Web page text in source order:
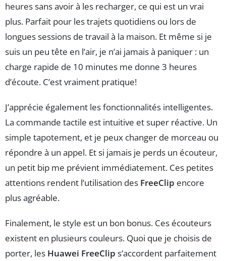
heures sans avoir à les recharger, ce qui est un vrai
plus. Parfait pour les trajets quotidiens ou lors de
longues sessions de travail à la maison. Et même si je
suis un peu tête en l’air, je n’ai jamais à paniquer : un
charge rapide de 10 minutes me donne 3 heures
d’écoute. C’est vraiment pratique!
J’apprécie également les fonctionnalités intelligentes.
La commande tactile est intuitive et super réactive. Un
simple tapotement, et je peux changer de morceau ou
répondre à un appel. Et si jamais je perds un écouteur,
un petit bip me prévient immédiatement. Ces petites
attentions rendent l’utilisation des FreeClip encore
plus agréable.
Finalement, le style est un bon bonus. Ces écouteurs
existent en plusieurs couleurs. Quoi que je choisis de
porter, les Huawei FreeClip s’accordent parfaitement